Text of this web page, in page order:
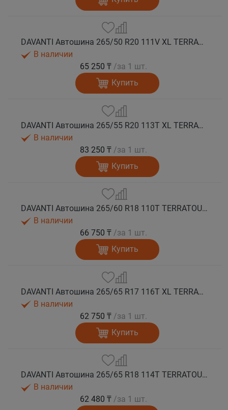
DAVANTI Автошина 265/50 R20 111V XL TERRATOURA A/T RWL RPR M+S
В наличии
65 250 ₸ /за 1 шт.
Купить
DAVANTI Автошина 265/55 R20 113T XL TERRATOURA A/T RWL RPR M+S
В наличии
83 250 ₸ /за 1 шт.
Купить
DAVANTI Автошина 265/60 R18 110T TERRATOURA A/T RBL RPR M+S
В наличии
66 750 ₸ /за 1 шт.
Купить
DAVANTI Автошина 265/65 R17 116T XL TERRATOURA A/T RBL RPR M+S
В наличии
62 750 ₸ /за 1 шт.
Купить
DAVANTI Автошина 265/65 R18 114T TERRATOURA A/T RBL RPR M+S
В наличии
62 480 ₸ /за 1 шт.